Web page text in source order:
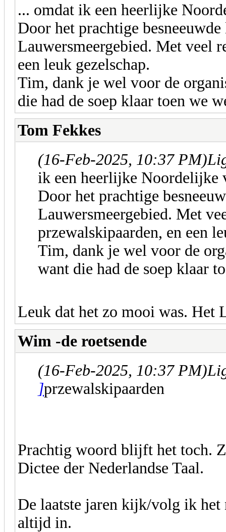
... omdat ik een heerlijke
Door het prachtige
Lauwersmeergebied. Met veel
een leuk gezelschap.
Tim, dank je wel voor de
die had de soep klaar toen we
Tom Fekkes
(16-Feb-2025, 10:37 PM)
ik een heerlijke Noordelijke
Door het prachtige
Lauwersmeergebied. Met
przewalskipaarden, en een
Tim, dank je wel voor de
want die had de soep klaar
Leuk dat het zo mooi was. Het
Wim -de roetsende
(16-Feb-2025, 10:37 PM)
]przewalskipaarden
Prachtig woord blijft het toch.
Dictee der Nederlandse Taal.
De laatste jaren kijk/volg ik het
altijd in.